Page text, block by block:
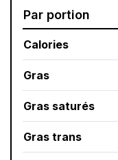
Par portion
Calories
Gras
Gras saturés
Gras trans